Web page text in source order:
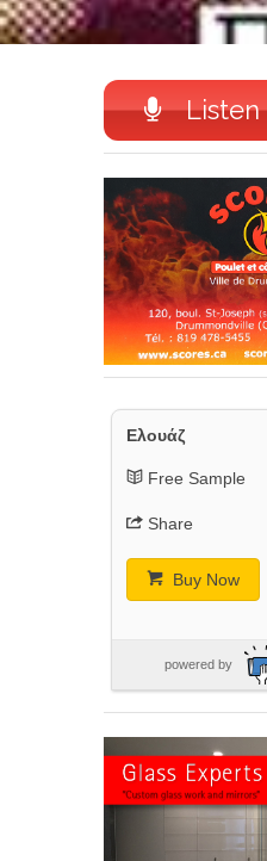
Listen
Ελουάζ
Free Sample
Share
Buy Now
powered by